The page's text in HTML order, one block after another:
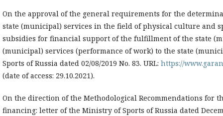
On the approval of the general requirements for the
state (municipal) services in the field of physical culture and
subsidies for financial support of the fulfillment of the state
(municipal) services (performance of work) to the state
Sports of Russia dated 02/08/2019 No. 83. URL: https://
(date of access: 29.10.2021).
On the direction of the Methodological Recommendations for
financing: letter of the Ministry of Sports of Russia dated